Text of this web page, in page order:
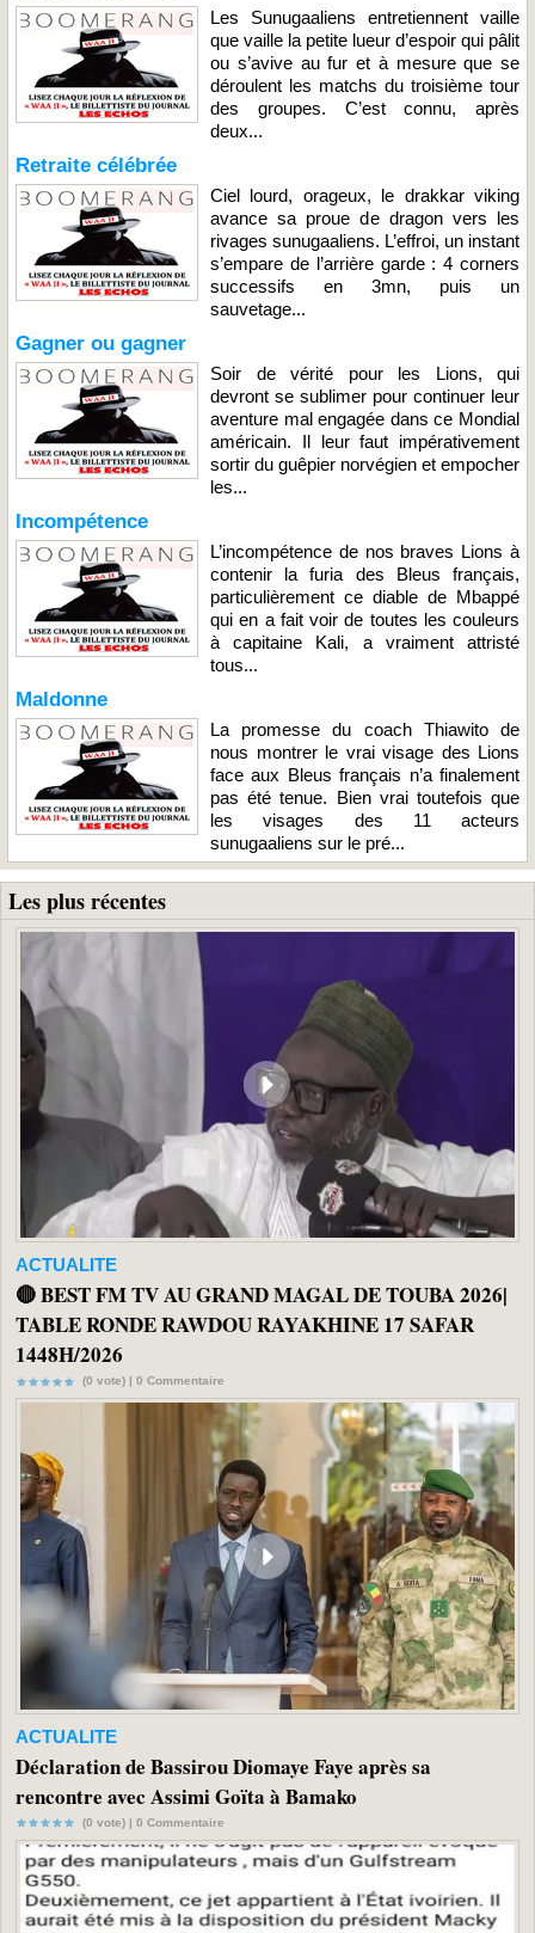
Les Sunugaaliens entretiennent vaille
que vaille la petite lueur d’espoir qui pâlit
ou s’avive au fur et à mesure que se
déroulent les matchs du troisième tour
des groupes. C’est connu, après
deux...
Retraite célébrée
Ciel lourd, orageux, le drakkar viking
avance sa proue de dragon vers les
rivages sunugaaliens. L’effroi, un instant
s’empare de l’arrière garde : 4 corners
successifs en 3mn, puis un
sauvetage...
Gagner ou gagner
Soir de vérité pour les Lions, qui
devront se sublimer pour continuer leur
aventure mal engagée dans ce Mondial
américain. Il leur faut impérativement
sortir du guêpier norvégien et empocher
les...
Incompétence
L’incompétence de nos braves Lions à
contenir la furia des Bleus français,
particulièrement ce diable de Mbappé
qui en a fait voir de toutes les couleurs
à capitaine Kali, a vraiment attristé
tous...
Maldonne
La promesse du coach Thiawito de
nous montrer le vrai visage des Lions
face aux Bleus français n’a finalement
pas été tenue. Bien vrai toutefois que
les visages des 11 acteurs
sunugaaliens sur le pré...
Les plus récentes
ACTUALITE
🔴 BEST FM TV AU GRAND MAGAL DE TOUBA 2026|
TABLE RONDE RAWDOU RAYAKHINE 17 SAFAR
1448H/2026
(0 vote) | 0 Commentaire
ACTUALITE
Déclaration de Bassirou Diomaye Faye après sa
rencontre avec Assimi Goïta à Bamako
(0 vote) | 0 Commentaire